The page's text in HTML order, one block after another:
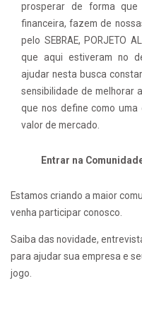
prosperar de forma
financeira, fazem de
pelo SEBRAE, PORJETO
que aqui estiveram no
ajudar nesta busca
sensibilidade de melhorar
que nos define como
valor de mercado.
Entrar na
Estamos criando a maior
venha participar conosco.
Saiba das novidade,
para ajudar sua empresa e
jogo.